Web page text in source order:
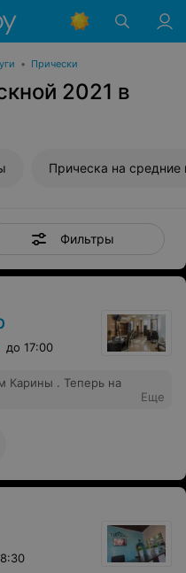
• Прически
2021 в
Прическа на средние
Фильтры
до 17:00
Карины . Теперь на
Еще